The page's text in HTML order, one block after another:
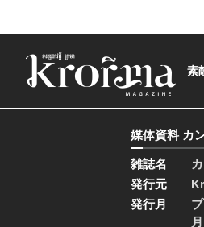
素
媒体資料 カ
雑誌名
発行元
発行月
月